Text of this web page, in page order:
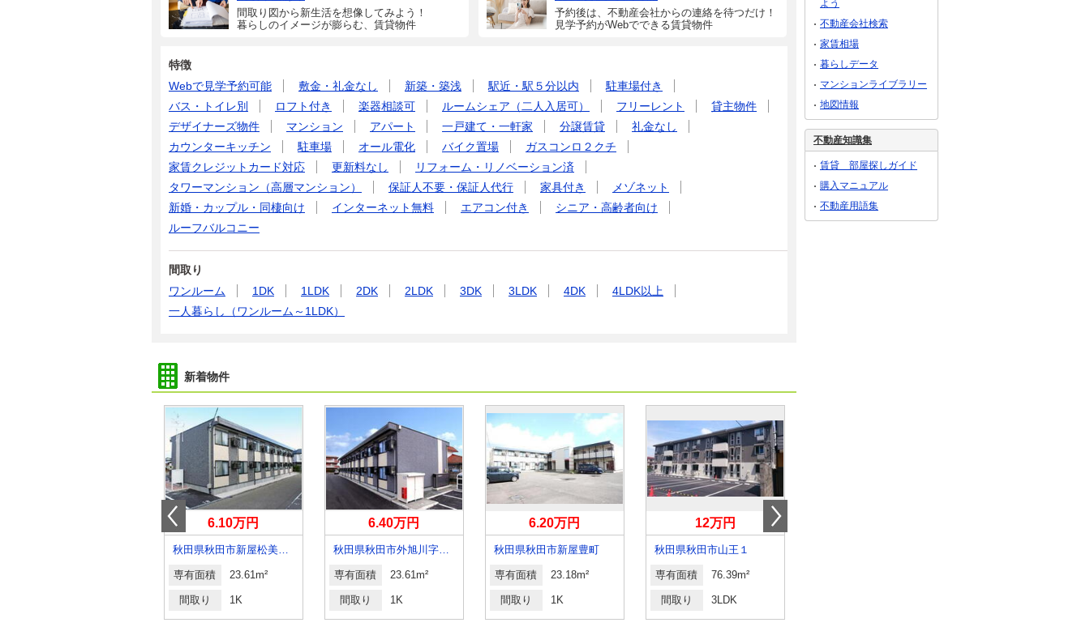
間取り図から新生活を想像してみよう！
暮らしのイメージが膨らむ、賃貸物件
予約後は、不動産会社からの連絡を待つだけ！
見学予約がWebでできる賃貸物件
特徴
Webで見学予約可能
敷金・礼金なし 新築・築浅 駅近・駅５分以内
駐車場付き
バス・トイレ別
ロフト付き 楽器相談可 ルームシェア（二人入居可） フリーレント
貸主物件
デザイナーズ物件
マンション アパート 一戸建て・一軒家 分譲賃貸
礼金なし
カウンターキッチン
駐車場 オール電化 バイク置場
ガスコンロ２クチ
家賃クレジットカード対応
更新料なし
リフォーム・リノベーション済
タワーマンション（高層マンション）
保証人不要・保証人代行 家具付き
メゾネット
新婚・カップル・同棲向け
インターネット無料 エアコン付き
シニア・高齢者向け
ルーフバルコニー
間取り
ワンルーム
1DK 1LDK 2DK 2LDK 3DK 3LDK 4DK
4LDK以上
一人暮らし（ワンルーム～1LDK）
新着物件
6.10万円
秋田県秋田市新屋松美ガ丘東町
専有面積 23.61m²
間取り 1K
6.40万円
秋田県秋田市外旭川字三千刈
専有面積 23.61m²
間取り 1K
6.20万円
秋田県秋田市新屋豊町
専有面積 23.18m²
間取り 1K
12万円
秋田県秋田市山王１
専有面積 76.39m²
間取り 3LDK
よう
不動産会社検索
家賃相場
暮らしデータ
マンションライブラリー
地図情報
不動産知識集
賃貸 部屋探しガイド
購入マニュアル
不動産用語集